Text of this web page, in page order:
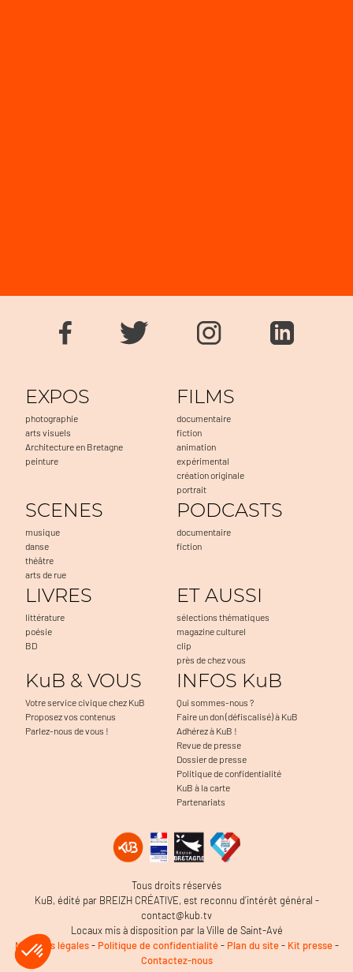
EXPOS
photographie
arts visuels
Architecture en Bretagne
peinture
FILMS
documentaire
fiction
animation
expérimental
création originale
portrait
SCENES
musique
danse
théâtre
arts de rue
PODCASTS
documentaire
fiction
LIVRES
littérature
poésie
BD
ET AUSSI
sélections thématiques
magazine culturel
clip
près de chez vous
KuB & VOUS
Votre service civique chez KuB
Proposez vos contenus
Parlez-nous de vous !
INFOS KuB
Qui sommes-nous ?
Faire un don (défiscalisé) à KuB
Adhérez à KuB !
Revue de presse
Dossier de presse
Politique de confidentialité
KuB à la carte
Partenariats
Tous droits réservés
KuB, édité par BREIZH CRÉATIVE, est reconnu d’intérêt général -
contact@kub.tv
Locaux mis à disposition par la Ville de Saint-Avé
Mentions légales- Politique de confidentialité- Plan du site- Kit presse-
Contactez-nous